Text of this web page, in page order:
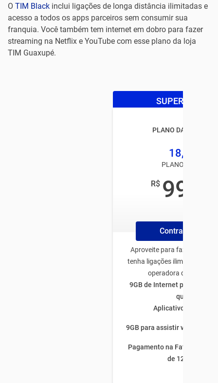
O TIM Black inclui ligações de longa distância ilimitadas e
acesso a todos os apps parceiros sem consumir sua
franquia. Você também tem internet em dobro para fazer
streaming na Netflix e YouTube com esse plano da loja
TIM Guaxupé.
SUPER OFERTA
PLANO DA TIM
18,5GB
PLANO TIM PÓS
R$ 99
Contrate Online
Aproveite para fazer o plano
tenha ligações ilimitadas
operadora de todo
9GB de Internet para utilizar
quiser
Aplicativos
9GB para assistir vídeos por
Pagamento na Fatura com
de 12 meses